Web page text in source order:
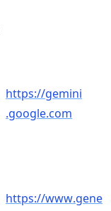
https://gemini
.google.com
https://www.genei